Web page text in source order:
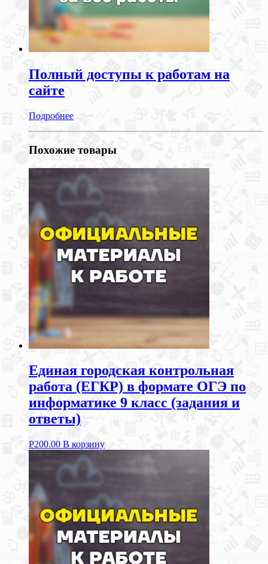
Полный доступы к работам на
сайте
Подробнее
Похожие товары
Единая городская контрольная
работа (ЕГКР) в формате ОГЭ по
информатике 9 класс (задания и
ответы)
Р200.00 В корзину